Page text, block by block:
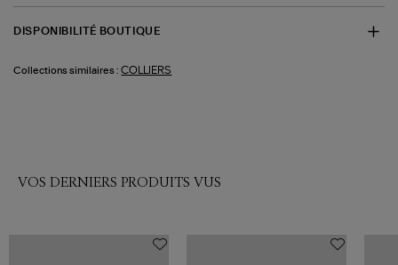
DISPONIBILITÉ BOUTIQUE
Collections similaires : COLLIERS
VOS DERNIERS PRODUITS VUS